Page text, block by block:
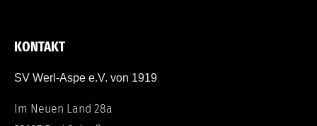
KONTAKT
SV Werl-Aspe e.V. von 1919
Im Neuen Land 28a